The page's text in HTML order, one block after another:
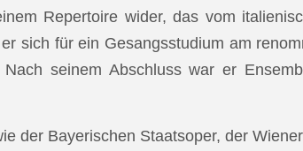
Repertoire wider, das vom
sich für ein Gesangsstudium am
seinem Abschluss war er
der Bayerischen Staatsoper, der